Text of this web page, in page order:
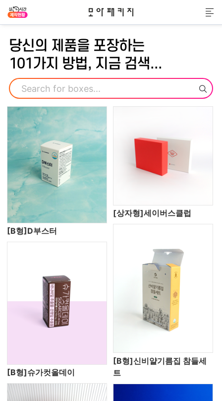
모아패키지
메
당신의 제품을 포장하는
101가지 방법, 지금 검색...
검색
[B형]D부스터
[상자형]세이버스클럽
[B형]슈가컷올데이
[B형]신비얄기름집 참들세
트